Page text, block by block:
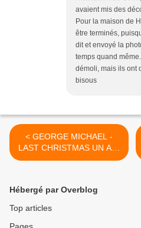
avaient mis des
Pour la maison de
être terminés,
dit et envoyé la
temps quand
démoli, mais ils ont
bisous
< GEORGE MICHAEL -
LAST CHRISTMAS UN AIR
QUI RESONNE ENCORE
Hébergé par Overblog
Top articles